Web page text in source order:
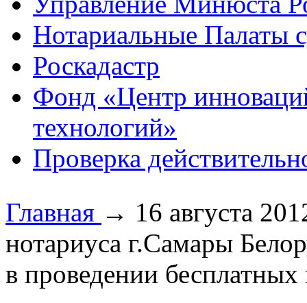
Нотариальные Палаты
Роскадастр
Фонд «Центр
технологий»
Проверка
Главная → 16 августа
нотариуса г.Самары
в проведении